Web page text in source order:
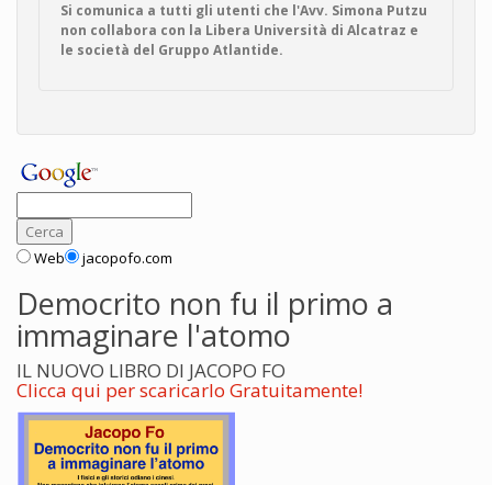
Si comunica a tutti gli utenti che l'Avv. Simona Putzu
non collabora con la Libera Università di Alcatraz e
le società del Gruppo Atlantide.
Web jacopofo.com
Democrito non fu il primo a
immaginare l'atomo
IL NUOVO LIBRO DI JACOPO FO
Clicca qui per scaricarlo Gratuitamente!